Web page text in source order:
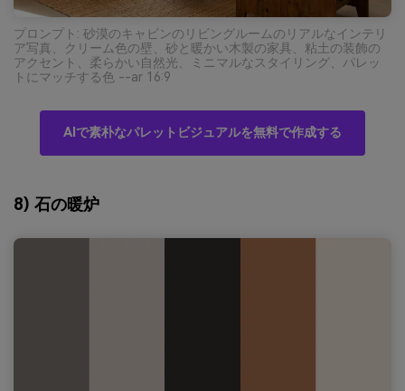
プロンプト: 砂漠のキャビンのリビングルームのリアルなインテリ
ア写真、クリーム色の壁、砂と暖かい木製の家具、粘土の装飾の
アクセント、柔らかい自然光、ミニマルなスタイリング、パレッ
トにマッチする色 --ar 16:9
AIで素朴なパレットビジュアルを無料で作成する
8) 石の暖炉